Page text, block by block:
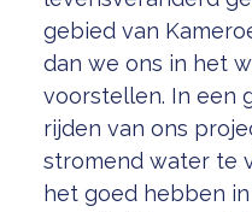
gebied van
dan we ons in het
voorstellen. In een
rijden van ons
stromend water te
het goed hebben